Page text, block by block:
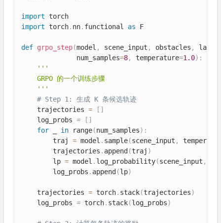
import
import torch. nn. functional as F
def grpo_step(model , scene_input , obstacles ,
              num_samples
=8, temperature=1.0) :
'''
    GRPO 的一个训练步骤
    '''
# Step 1: 生成 K 条候选轨迹
    trajectories
= [ ]
    log_probs
= [ ]
for
in range(num_samples) :
        traj
= model . sample(scene_input ,
        trajectories
. append (traj )
        lp
= model . log_probability(scene_input ,
        log_probs
. append (lp)
    trajectories
= torch. stack(trajectories)
    log_probs
= torch. stack(log_probs)